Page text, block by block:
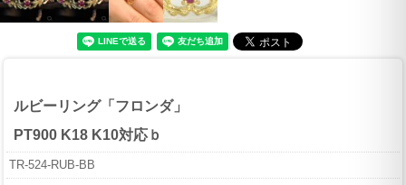
ルビーリング「フロンダ」
PT900 K18 K10対応ｂ
TR-524-RUB-BB